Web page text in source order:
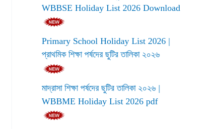
WBBSE Holiday List 2026 Download
Primary School Holiday List 2026 |
প্রাথমিক শিক্ষা পর্ষদের ছুটির তালিকা ২০২৬
মাদ্রাসা শিক্ষা পর্ষদের ছুটির তালিকা ২০২৬ |
WBBME Holiday List 2026 pdf